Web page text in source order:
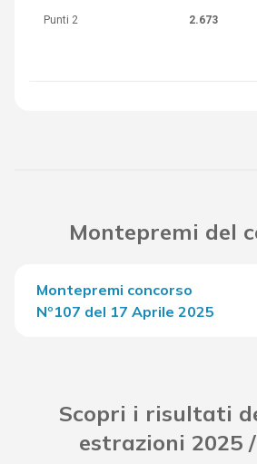
Punti 2 2.673
Montepremi del
Montepremi concorso
Nº107 del 17 Aprile 2025
Scopri i risultati
estrazioni 2025